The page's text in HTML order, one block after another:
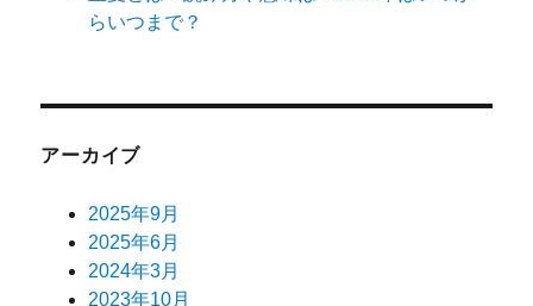
らいつまで？
アーカイブ
2025年9月
2025年6月
2024年3月
2023年10月